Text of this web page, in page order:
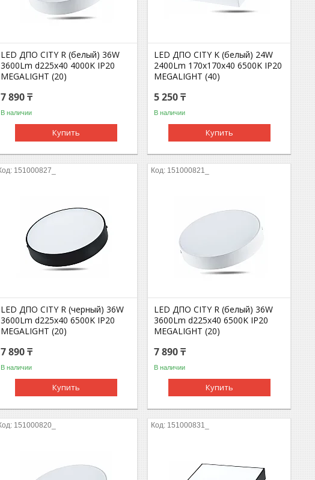
LED ДПО CITY R (белый) 36W
3600Lm d225х40 4000K IP20
MEGALIGHT (20)
7 890 ₸
В наличии
Купить
LED ДПО CITY K (белый) 24W
2400Lm 170x170х40 6500K IP20
MEGALIGHT (40)
5 250 ₸
В наличии
Купить
151000827_
LED ДПО CITY R (черный) 36W
3600Lm d225х40 6500K IP20
MEGALIGHT (20)
7 890 ₸
В наличии
Купить
151000821_
LED ДПО CITY R (белый) 36W
3600Lm d225х40 6500K IP20
MEGALIGHT (20)
7 890 ₸
В наличии
Купить
151000820_ 151000831_